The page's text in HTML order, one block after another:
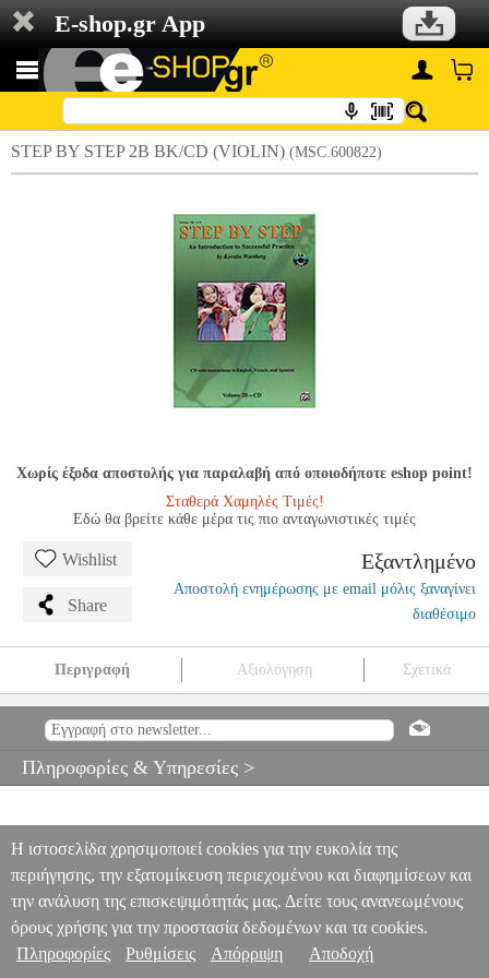
E-shop.gr App
STEP BY STEP 2B BK/CD (VIOLIN) (MSC.600822)
Χωρίς έξοδα αποστολής για παραλαβή από οποιοδήποτε eshop point!
Σταθερά Χαμηλές Τιμές!
Εδώ θα βρείτε κάθε μέρα τις πιο ανταγωνιστικές τιμές
Wishlist
Share
Εξαντλημένο
Αποστολή ενημέρωσης με email μόλις ξαναγίνει
διαθέσιμο
Περιγραφή Αξιολόγηση Σχετικά
ALFREDALFRED ΜΟΥΣΙΚΑ ΒΙΒΛΙΑ ΕΓΧΟΡΔΩΝ
STEP BY
0
Πληροφορίες & Υπηρεσίες >
Η ιστοσελίδα χρησιμοποιεί cookies για την ευκολία της
περιήγησης, την εξατομίκευση περιεχομένου και διαφημίσεων και
την ανάλυση της επισκεψιμότητάς μας. Δείτε τους ανανεωμένους
όρους χρήσης για την προστασία δεδομένων και τα cookies.
Πληροφορίες
Ρυθμίσεις Απόρριψη Αποδοχή